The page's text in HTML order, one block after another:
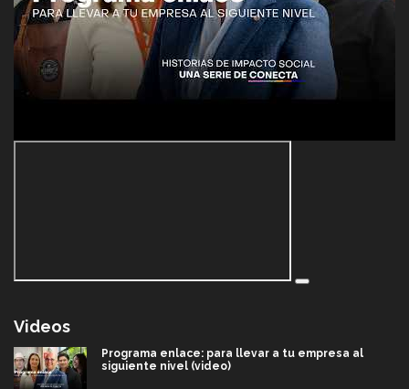
Videos
Programa enlace: para llevar a tu empresa al
siguiente nivel (video)